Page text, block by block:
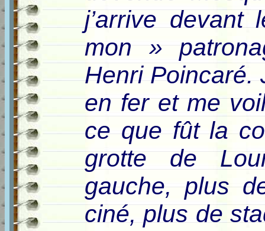
j’arrive
mon »
Henri Poincaré.
en fer et me
ce que fût la
grotte de
gauche, plus
ciné, plus de